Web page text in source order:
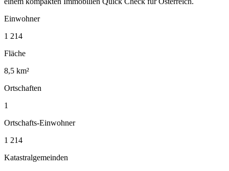
Einwohner
1 214
Fläche
8,5 km²
Ortschaften
1
Ortschafts-Einwohner
1 214
Katastralgemeinden